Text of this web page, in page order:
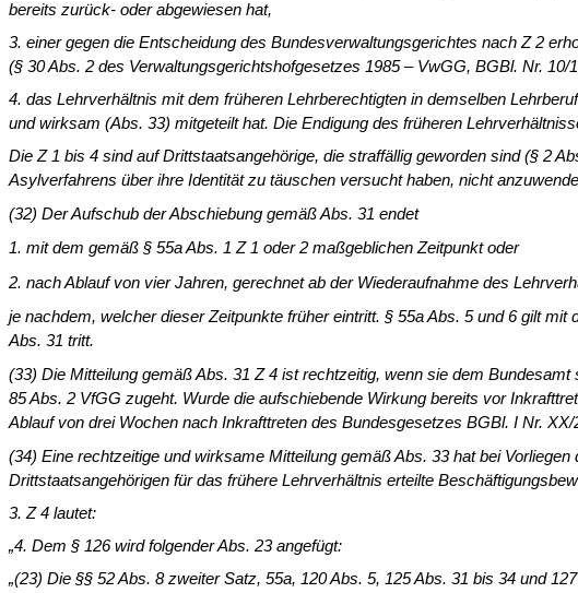
bereits zurück- oder abgewiesen hat,
3. einer gegen die Entscheidung des Bundesverwaltungsgerichtes nach Z 2
(§ 30 Abs. 2 des Verwaltungsgerichtshofgeset­zes 1985 – VwGG, BGBl. Nr.
4. das Lehrverhältnis mit dem früheren Lehrberechtigten in demselben
und wirksam (Abs. 33) mitgeteilt hat. Die Endigung des früheren
Die Z 1 bis 4 sind auf Drittstaatsangehörige, die straffällig geworden sind (§ 2
Asylverfahrens über ihre Identität zu täuschen versucht ha­ben, nicht
(32) Der Aufschub der Abschiebung gemäß Abs. 31 endet
1. mit dem gemäß § 55a Abs. 1 Z 1 oder 2 maßgeblichen Zeitpunkt oder
2. nach Ablauf von vier Jahren, gerechnet ab der Wiederaufnahme des
je nachdem, welcher dieser Zeitpunkte früher eintritt. § 55a Abs. 5 und 6 gilt
Abs. 31 tritt.
(33) Die Mitteilung gemäß Abs. 31 Z 4 ist rechtzeitig, wenn sie dem
85 Abs. 2 VfGG zugeht. Wurde die aufschiebende Wirkung bereits vor
Ablauf von drei Wochen nach Inkrafttreten des Bundesgesetzes BGBl. I Nr.
(34) Eine rechtzeitige und wirksame Mitteilung gemäß Abs. 33 hat bei
Drittstaatsangehörigen für das frühere Lehrverhältnis erteilte
3. Z 4 lautet:
„4. Dem § 126 wird folgender Abs. 23 angefügt:
„(23) Die §§ 52 Abs. 8 zweiter Satz, 55a, 120 Abs. 5, 125 Abs. 31 bis 34 und